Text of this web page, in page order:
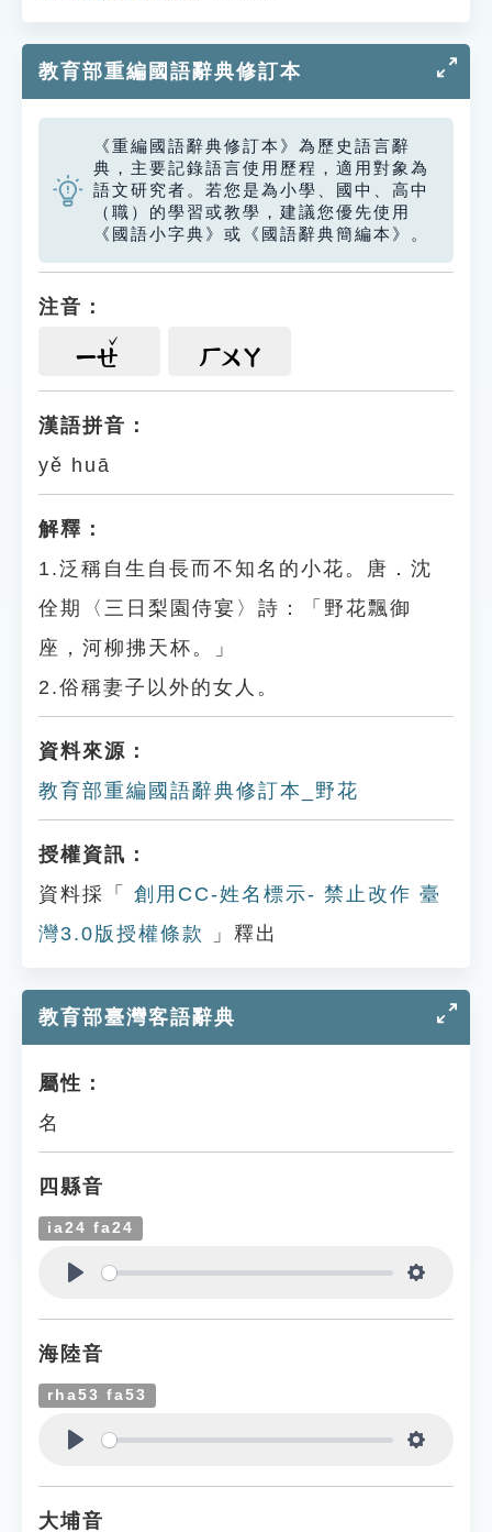
教育部重編國語辭典修訂本
《重編國語辭典修訂本》為歷史語言辭
典，主要記錄語言使用歷程，適用對象為
語文研究者。若您是為小學、國中、高中
（職）的學習或教學，建議您優先使用
《國語小字典》或《國語辭典簡編本》。
注音：
ㄧㄝ ㄏㄨㄚ
漢語拼音：
yě huā
解釋：
1.泛稱自生自長而不知名的小花。唐．沈
佺期〈三日梨園侍宴〉詩：「野花飄御
座，河柳拂天杯。」
2.俗稱妻子以外的女人。
資料來源：
教育部重編國語辭典修訂本_野花
授權資訊：
資料採「
創用CC-姓名標示- 禁止改作 臺
灣3.0版授權條款
」釋出
教育部臺灣客語辭典
屬性：
名
四縣音
ia24 fa24
海陸音
rha53 fa53
大埔音